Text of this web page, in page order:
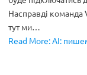
Насправді
тут ми…
Read More: AI: